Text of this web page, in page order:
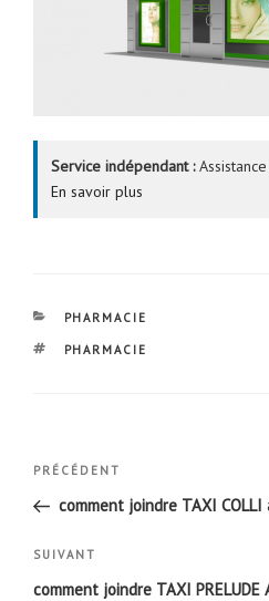
Service indépendant :
En savoir plus
CATÉGORIES
PHARMACIE
ÉTIQUETTES
PHARMACIE
Navigation
l’article
Article
précédent
PRÉCÉDENT
comment joindre TAXI COLLI
Article
suivant
SUIVANT
comment joindre TAXI PRELUDE